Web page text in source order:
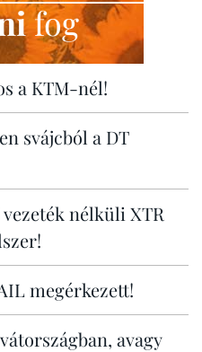
fog
a KTM-nél!
svájcból a DT
nélküli XTR
megérkezett!
avagy